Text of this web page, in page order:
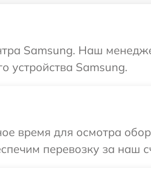
Samsung. Наш
устройства Samsung.
время для осмотра
перевозку за наш